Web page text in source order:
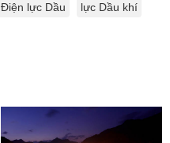
Điện lực Dầu
lực Dầu khí